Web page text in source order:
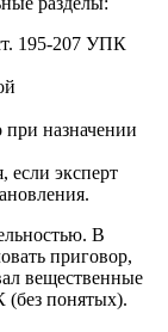
195-207 УПК
назначении
если эксперт
В
приговор,
вещественные
(без понятых).